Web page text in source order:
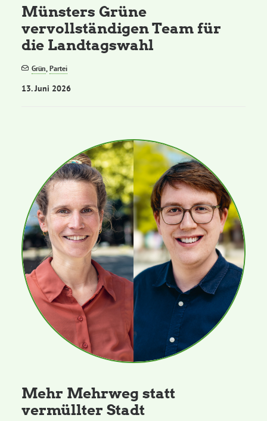
Münsters Grüne
vervollständigen Team für
die Landtagswahl
Grün,Partei
13. Juni 2026
Mehr Mehrweg statt
vermüllter Stadt